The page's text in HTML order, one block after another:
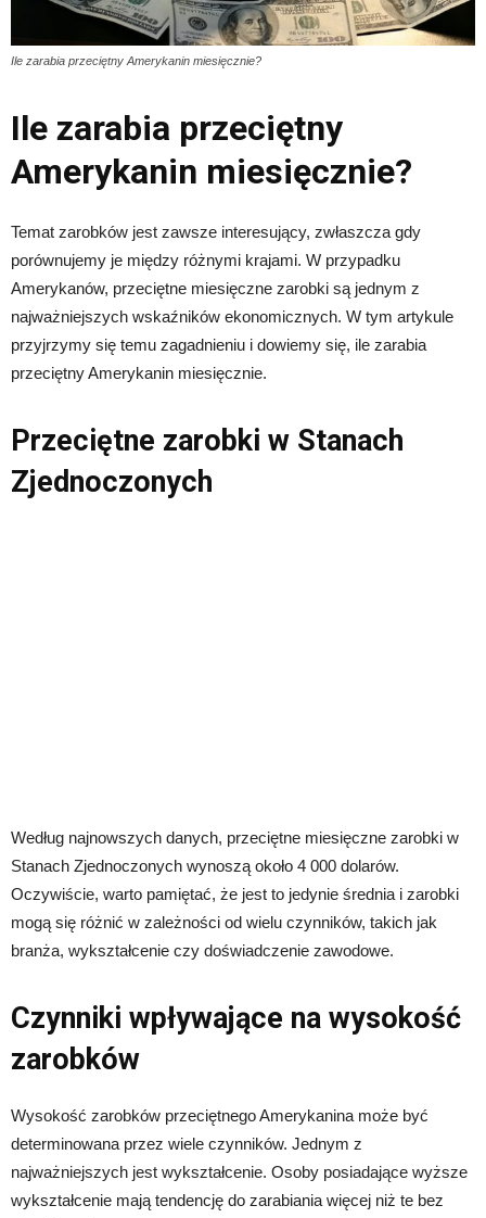
Ile zarabia przeciętny Amerykanin miesięcznie?
Ile zarabia przeciętny
Amerykanin miesięcznie?
Temat zarobków jest zawsze interesujący, zwłaszcza gdy
porównujemy je między różnymi krajami. W przypadku
Amerykanów, przeciętne miesięczne zarobki są jednym z
najważniejszych wskaźników ekonomicznych. W tym artykule
przyjrzymy się temu zagadnieniu i dowiemy się, ile zarabia
przeciętny Amerykanin miesięcznie.
Przeciętne zarobki w Stanach
Zjednoczonych
Według najnowszych danych, przeciętne miesięczne zarobki w
Stanach Zjednoczonych wynoszą około 4 000 dolarów.
Oczywiście, warto pamiętać, że jest to jedynie średnia i zarobki
mogą się różnić w zależności od wielu czynników, takich jak
branża, wykształcenie czy doświadczenie zawodowe.
Czynniki wpływające na wysokość
zarobków
Wysokość zarobków przeciętnego Amerykanina może być
determinowana przez wiele czynników. Jednym z
najważniejszych jest wykształcenie. Osoby posiadające wyższe
wykształcenie mają tendencję do zarabiania więcej niż te bez